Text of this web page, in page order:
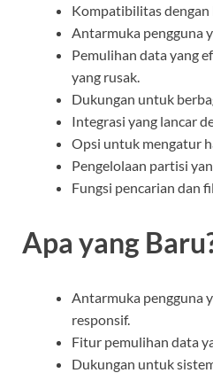
Kompatibilitas
Antarmuka pengguna
Pemulihan data yang
yang rusak.
Dukungan untuk
Integrasi yang lancar
Opsi untuk mengatur
Pengelolaan partisi
Fungsi pencarian dan
Apa yang
Antarmuka pengguna
responsif.
Fitur pemulihan data
Dukungan untuk